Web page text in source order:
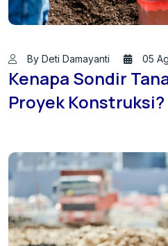
By Deti Damayanti 05
Kenapa Sondir
Proyek Konstruksi?